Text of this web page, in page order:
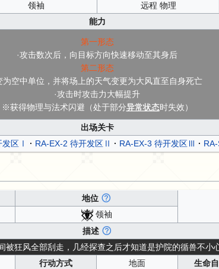
领袖 远程 物理
能力
第一形态
·攻击数次后，向目标方向快速移动至其身后
第二形态
为空中单位，并将场上的天气变更为大风直至自身死亡
·攻击时攻击力大幅提升
※获得物理与法术闪避（处于部分异常状态时失效）
出场关卡
发区Ⅰ RA-EX-2 待开发区Ⅱ RA-EX-3 待开发区Ⅲ
地位
领袖
描述
被狂风全部刮走，几经探查之后才知道是护院的循兽不小
行动方式 地面 生命